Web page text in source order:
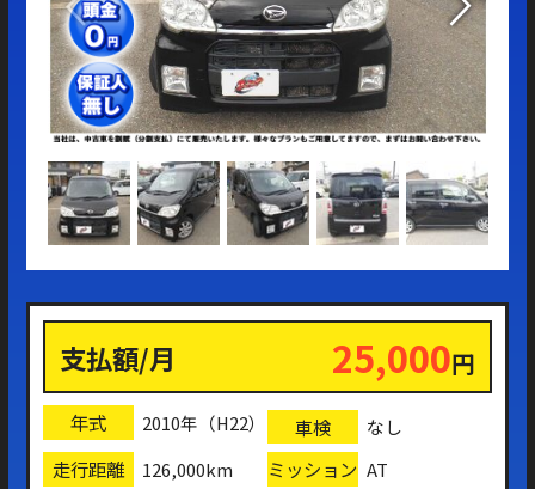
支払額/月 25,000円
年式 2010年（H22） 車検 なし
走行距離 126,000km ミッション AT